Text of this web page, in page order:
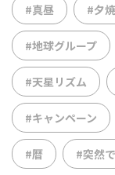
#真昼 #夕
#地球グループ
#天星リズム
#キャンペーン
#暦 #突然